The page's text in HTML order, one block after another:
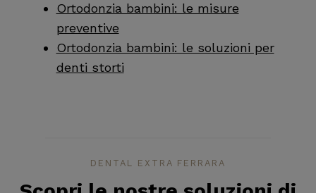
Ortodonzia bambini: le misure
preventive
Ortodonzia bambini: le soluzioni per
denti storti
DENTAL EXTRA FERRARA